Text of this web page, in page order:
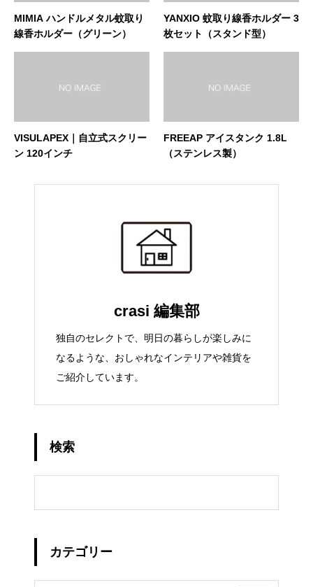
MIMIA ハンドルメタル蚊取り
線香ホルダー（グリーン）
YANXIO 蚊取り線香ホルダー 3
枚セット（スタンド型）
VISULAPEX｜自立式スクリー
ン 120インチ
FREEAP アイスタンク 1.8L
（ステンレス製）
crasi 編集部
独自のセレクトで、明日の暮らしが楽しみに
なるような、おしゃれなインテリアや雑貨を
ご紹介しています。
検索
カテゴリー